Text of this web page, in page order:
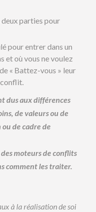
parties pour
pour entrer dans un
et où vous ne voulez
« Battez-vous » leur
dus aux différences
de valeurs ou de
de cadre de
moteurs de conflits
comment les traiter.
à la réalisation de soi